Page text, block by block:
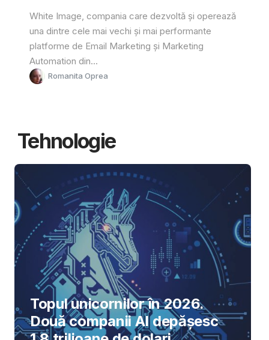
White Image, compania care dezvoltă și operează
una dintre cele mai vechi și mai performante
platforme de Email Marketing și Marketing
Automation din...
Romanita Oprea
Tehnologie
Topul unicornilor în 2026.
Două companii AI depășesc